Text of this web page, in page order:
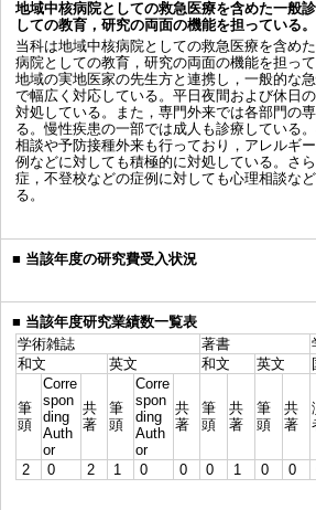
地域中核病院としての救急医療を含めた一般
しての教育，研究の両面の機能を担っている。
当科は地域中核病院としての救急医療を含め
病院としての教育，研究の両面の機能を担って
地域の実地医家の先生方と連携し，一般的な
で幅広く対応している。平日夜間および休日
対処している。また，専門外来では各部門の
る。慢性疾患の一部では成人も診療している
相談や予防接種外来も行っており，アレルギ
例などに対しても積極的に対処している。さ
症，不登校などの症例に対しても心理相談な
る。
■ 当該年度の研究費受入状況
■ 当該年度研究業績数一覧表
学術雑誌
著書
和文 英文 和文 英文
筆
頭
Corre
spon
ding
Auth
or
共
著
筆
頭
Corre
spon
ding
Auth
or
共
著
筆
頭
共
著
筆
頭
共
著
2 0 2 1 0 0 0 1 0 0